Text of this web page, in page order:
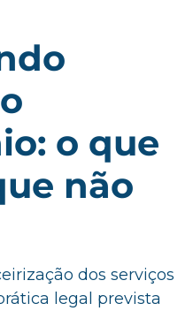
o que
não
dos serviços
legal prevista